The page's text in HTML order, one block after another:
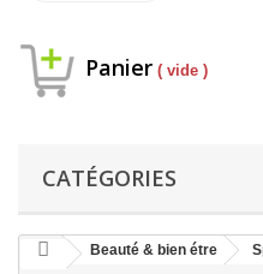
Panier ( vide )
CATÉGORIES
Beauté & bien étre